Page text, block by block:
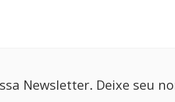
Newsletter. Deixe seu